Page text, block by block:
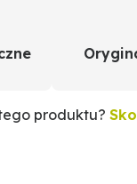
produktu?